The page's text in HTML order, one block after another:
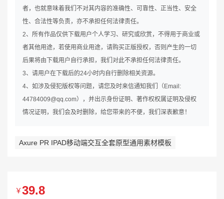
者，也就意味着我们不对其内容的准确性、可靠性、正当性、安全
性、合法性等负责，亦不承担任何法律责任。
2、所有作品仅供下载用户个人学习、研究或欣赏，不得用于商业或
者其他用途，若使用商业用途，请购买正版授权，否则产生的一切
后果将由下载用户自行承担，我们对此不承担任何法律责任。
3、请用户在下载后的24小时内自行删除相关资源。
4、如涉及侵犯版权等问题，请您及时来信通知我们（Email:
44784009@qq.com），并出示身份证明、著作权权属证明及侵权
情况证明，我们会及时删除，给您带来的不便，我们深表歉意！
Axure PR IPAD移动端交互全套原型通用素材模板
￥39.8